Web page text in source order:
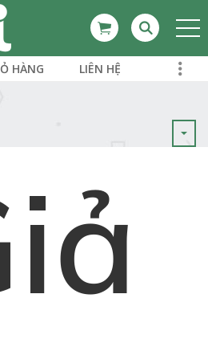
HÀNG LIÊN HỆ